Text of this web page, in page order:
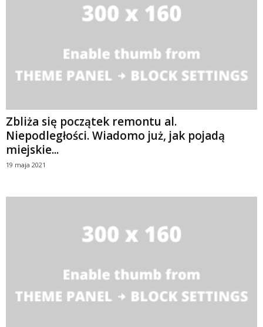
Zbliża się początek remontu al.
Niepodległości. Wiadomo już, jak pojadą
miejskie...
19 maja 2021